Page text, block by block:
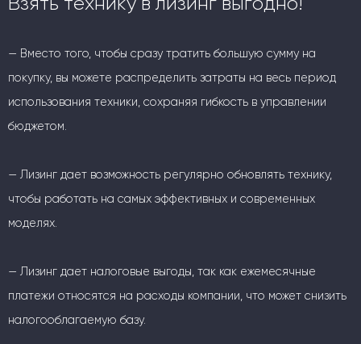
— Вместо того, чтобы сразу тратить большую сумму на
покупку, вы можете распределить затраты на весь период
использования техники, сохраняя гибкость в управлении
бюджетом.
— Лизинг дает возможность регулярно обновлять технику,
чтобы работать на самых эффективных и современных
моделях.
— Лизинг дает налоговые выгоды, так как ежемесячные
платежи относятся на расходы компании, что может снизить
налогооблагаемую базу.